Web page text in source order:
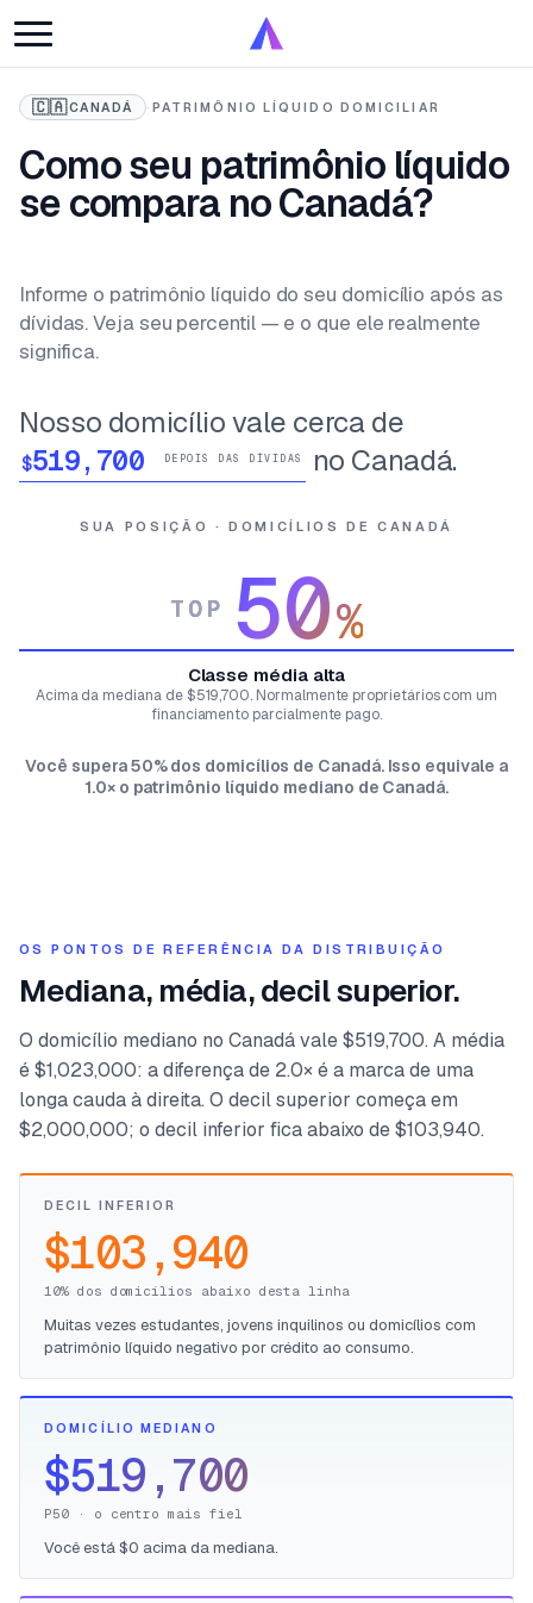
🇨🇦CANADÁ · PATRIMÔNIO LÍQUIDO DOMICILIAR
Como seu patrimônio líquido
se compara no Canadá?
Informe o patrimônio líquido do seu domicílio após as
dívidas. Veja seu percentil — e o que ele realmente
significa.
Nosso domicílio vale cerca de
$ DEPOIS DAS DÍVIDAS no Canadá.
SUA POSIÇÃO · DOMICÍLIOS DE CANADÁ
TOP 50%
Classe média alta
Acima da mediana de $519,700. Normalmente proprietários com um
financiamento parcialmente pago.
Você supera 50% dos domicílios de Canadá. Isso equivale a
1.0× o patrimônio líquido mediano de Canadá.
OS PONTOS DE REFERÊNCIA DA DISTRIBUIÇÃO
Mediana, média, decil superior.
O domicílio mediano no Canadá vale $519,700. A média
é $1,023,000: a diferença de 2.0× é a marca de uma
longa cauda à direita. O decil superior começa em
$2,000,000; o decil inferior fica abaixo de $103,940.
DECIL INFERIOR
$103,940
10% dos domicílios abaixo desta linha
Muitas vezes estudantes, jovens inquilinos ou domicílios com
patrimônio líquido negativo por crédito ao consumo.
DOMICÍLIO MEDIANO
$519,700
P50 · o centro mais fiel
Você está $0 acima da mediana.